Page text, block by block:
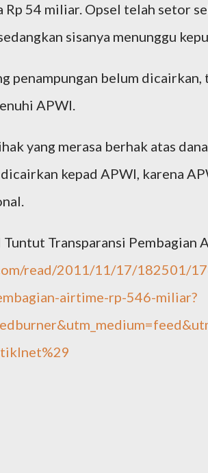
Rp 54 miliar. Opsel telah setor
sisanya menunggu
penampungan belum
APWI.
yang merasa berhak atas
kepad APWI, karena
Transparansi Pembagian
read/2011/11/17/182501/
airtime-rp-546-miliar?